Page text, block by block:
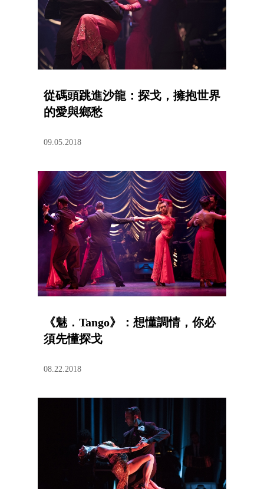
從碼頭跳進沙龍：探戈，擁抱世界
的愛與鄉愁
09.05.2018
《魅．Tango》：想懂調情，你必
須先懂探戈
08.22.2018